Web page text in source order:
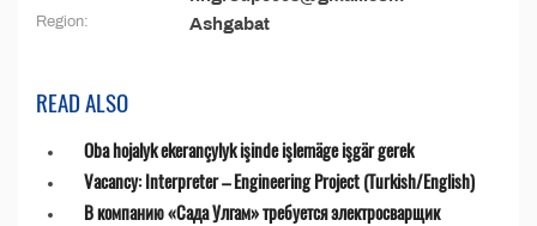
Region: Ashgabat
READ ALSO
Oba hojalyk ekerançylyk işinde işlemäge işgär gerek
Vacancy: Interpreter – Engineering Project (Turkish/English)
В компанию «Сада Улгам» требуется электросварщик